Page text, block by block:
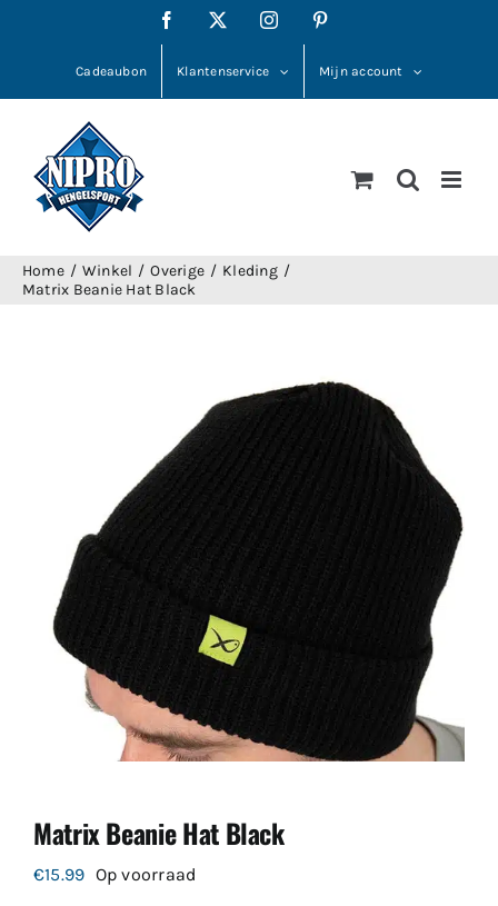
Facebook Instagram
Cadeaubon Klantenservice Mijn account
Home Winkel Overige
Kleding
Matrix Beanie Hat Black
Matrix Beanie Hat Black
€15.99 Op voorraad